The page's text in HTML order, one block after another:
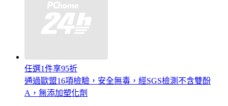
任選1件享95折
通過歐盟16項檢驗，安全無毒，經SGS檢測不含雙酚
A，無添加塑化劑